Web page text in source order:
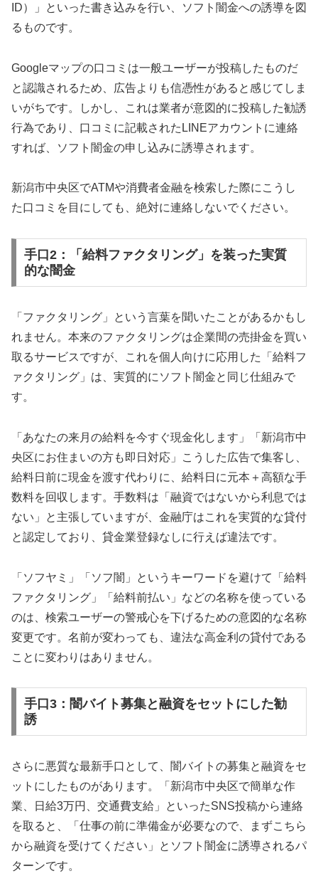
ID）」といった書き込みを行い、ソフト闇金への誘導を図
るものです。
Googleマップの口コミは一般ユーザーが投稿したものだ
と認識されるため、広告よりも信憑性があると感じてしま
いがちです。しかし、これは業者が意図的に投稿した勧誘
行為であり、口コミに記載されたLINEアカウントに連絡
すれば、ソフト闇金の申し込みに誘導されます。
新潟市中央区でATMや消費者金融を検索した際にこうし
た口コミを目にしても、絶対に連絡しないでください。
手口2：「給料ファクタリング」を装った実質
的な闇金
「ファクタリング」という言葉を聞いたことがあるかもし
れません。本来のファクタリングは企業間の売掛金を買い
取るサービスですが、これを個人向けに応用した「給料フ
ァクタリング」は、実質的にソフト闇金と同じ仕組みで
す。
「あなたの来月の給料を今すぐ現金化します」「新潟市中
央区にお住まいの方も即日対応」こうした広告で集客し、
給料日前に現金を渡す代わりに、給料日に元本＋高額な手
数料を回収します。手数料は「融資ではないから利息では
ない」と主張していますが、金融庁はこれを実質的な貸付
と認定しており、貸金業登録なしに行えば違法です。
「ソフヤミ」「ソフ闇」というキーワードを避けて「給料
ファクタリング」「給料前払い」などの名称を使っている
のは、検索ユーザーの警戒心を下げるための意図的な名称
変更です。名前が変わっても、違法な高金利の貸付である
ことに変わりはありません。
手口3：闇バイト募集と融資をセットにした勧
誘
さらに悪質な最新手口として、闇バイトの募集と融資をセ
ットにしたものがあります。「新潟市中央区で簡単な作
業、日給3万円、交通費支給」といったSNS投稿から連絡
を取ると、「仕事の前に準備金が必要なので、まずこちら
から融資を受けてください」とソフト闇金に誘導されるパ
ターンです。